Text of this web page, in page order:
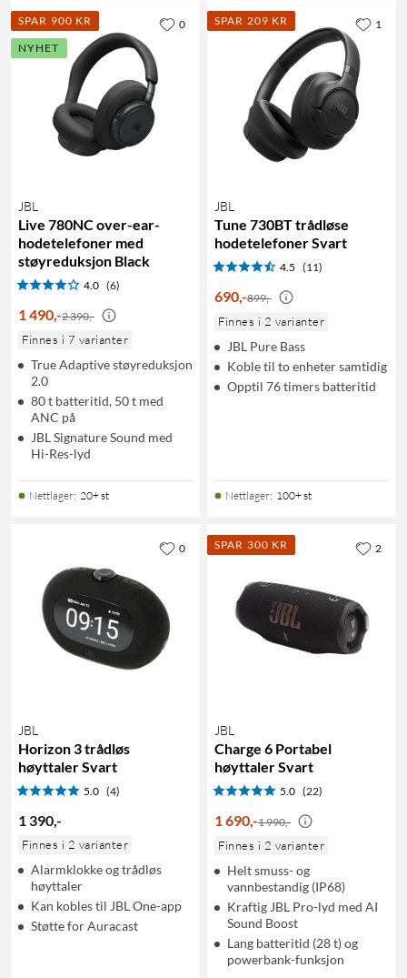
SPAR 900 KR
NYHET
JBL
Live 780NC over-ear-
hodetelefoner med
støyreduksjon Black
4.0 (6)
1 490,-2 390,-
Finnes i 7 varianter
True Adaptive støyreduksjon
2.0
80 t batteritid, 50 t med
ANC på
JBL Signature Sound med
Hi-Res-lyd
Nettlager: 20+ st
0 SPAR 209 KR
JBL
Tune 730BT trådløse
hodetelefoner Svart
4.5 (11)
690,-899,-
Finnes i 2 varianter
JBL Pure Bass
Koble til to enheter samtidig
Opptil 76 timers batteritid
Nettlager: 100+ st
1
JBL
Horizon 3 trådløs
høyttaler Svart
5.0 (4)
1 390,-
Finnes i 2 varianter
Alarmklokke og trådløs
høyttaler
Kan kobles til JBL One-app
Støtte for Auracast
0 SPAR 300 KR
JBL
Charge 6 Portabel
høyttaler Svart
5.0 (22)
1 690,-1 990,-
Finnes i 2 varianter
Helt smuss- og
vannbestandig (IP68)
Kraftig JBL Pro-lyd med AI
Sound Boost
Lang batteritid (28 t) og
powerbank-funksjon
2